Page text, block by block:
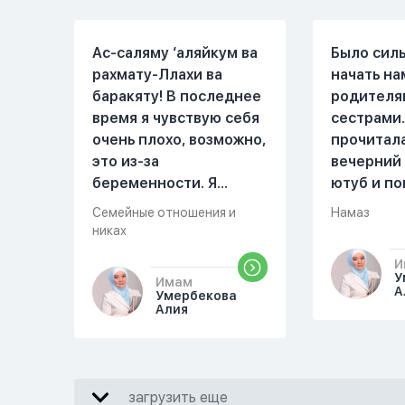
Ас-саляму ‘аляйкум ва
рахмату-Ллахи ва
баракяту! В последнее
время я чувствую себя
очень плохо, возможно,
это из-за
беременности. Я
разбудила мужа и
рассказала ему, что со
происходит,он потом
обратно ложился спать
это было около
плохо. Он ответил: «Я
Семейные отношения и
никах
Имам
Умербекова
Алия
Было
начать
ютуб и
увидала
она
намаз
сначала
Намаз
загрузить еще